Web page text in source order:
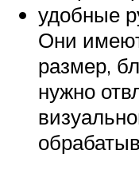
удобные
Они
размер,
нужно